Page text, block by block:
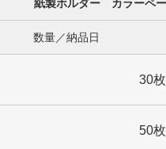
紙製ホルダー カラーペ
数量／納品日
30枚
50枚